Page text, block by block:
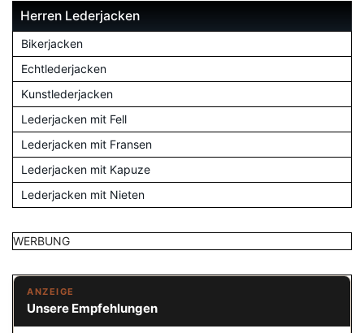
Herren Lederjacken
Bikerjacken
Echtlederjacken
Kunstlederjacken
Lederjacken mit Fell
Lederjacken mit Fransen
Lederjacken mit Kapuze
Lederjacken mit Nieten
WERBUNG
ANZEIGE
Unsere Empfehlungen